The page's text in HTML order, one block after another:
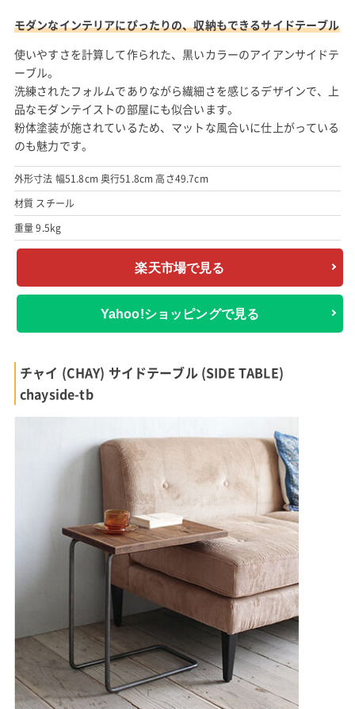
モダンなインテリアにぴったりの、収納もできるサイドテーブル
使いやすさを計算して作られた、黒いカラーのアイアンサイドテ
ーブル。
洗練されたフォルムでありながら繊細さを感じるデザインで、上
品なモダンテイストの部屋にも似合います。
粉体塗装が施されているため、マットな風合いに仕上がっている
のも魅力です。
外形寸法 幅51.8cm 奥行51.8cm 高さ49.7cm
材質 スチール
重量 9.5kg
楽天市場で見る
Yahoo!ショッピングで見る
チャイ (CHAY) サイドテーブル (SIDE TABLE)
chayside-tb